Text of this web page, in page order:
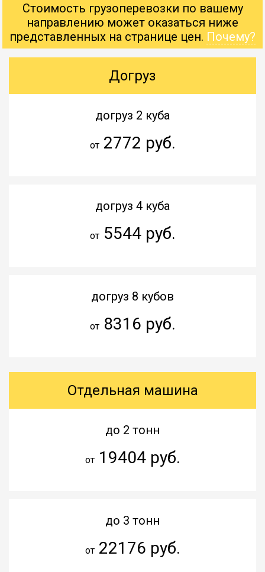
Стоимость грузоперевозки по вашему
направлению может оказаться ниже
представленных на странице цен. Почему?
Догруз
догруз 2 куба
от2772 руб.
догруз 4 куба
от5544 руб.
догруз 8 кубов
от8316 руб.
Отдельная машина
до 2 тонн
от19404 руб.
до 3 тонн
от22176 руб.